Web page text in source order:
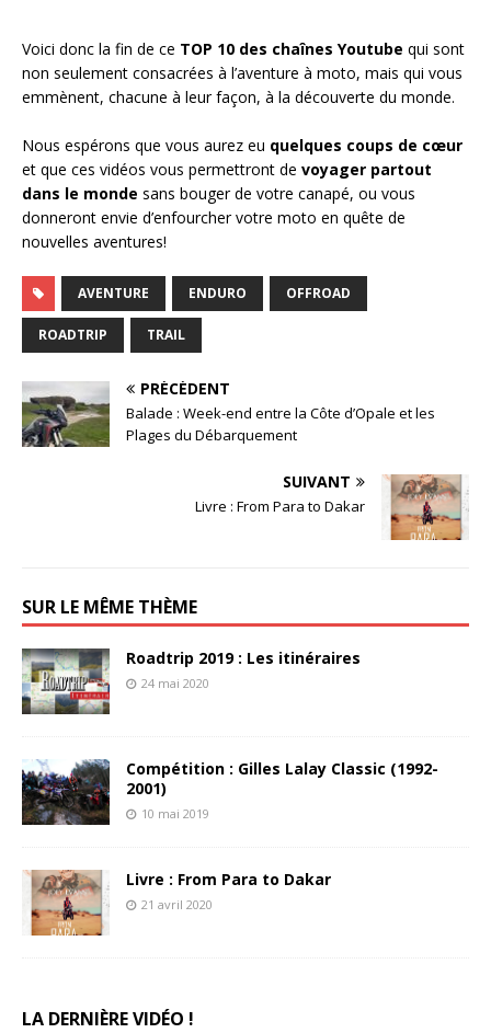
Voici donc la fin de ce TOP 10 des chaînes Youtube qui sont
non seulement consacrées à l’aventure à moto, mais qui vous
emmènent, chacune à leur façon, à la découverte du monde.
Nous espérons que vous aurez eu quelques coups de cœur
et que ces vidéos vous permettront de voyager partout
dans le monde sans bouger de votre canapé, ou vous
donneront envie d’enfourcher votre moto en quête de
nouvelles aventures!
AVENTURE ENDURO OFFROAD
ROADTRIP TRAIL
PRÉCÉDENT
Balade : Week-end entre la Côte d’Opale et les
Plages du Débarquement
SUIVANT
Livre : From Para to Dakar
SUR LE MÊME THÈME
Roadtrip 2019 : Les itinéraires
24 mai 2020
Compétition : Gilles Lalay Classic (1992-
2001)
10 mai 2019
Livre : From Para to Dakar
21 avril 2020
LA DERNIÈRE VIDÉO !